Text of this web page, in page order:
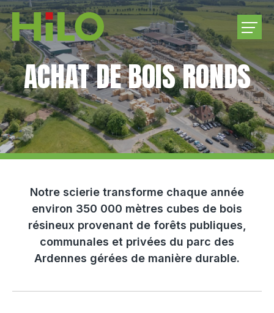
ENTREPRISE
PRODUITS
ACHATS DE BOIS RONDS
CONTACTEZ-NOUS
ACHAT DE BOIS RONDS
Notre scierie transforme chaque année
environ 350 000 mètres cubes de bois
résineux provenant de forêts publiques,
communales et privées du parc des
Ardennes gérées de manière durable.